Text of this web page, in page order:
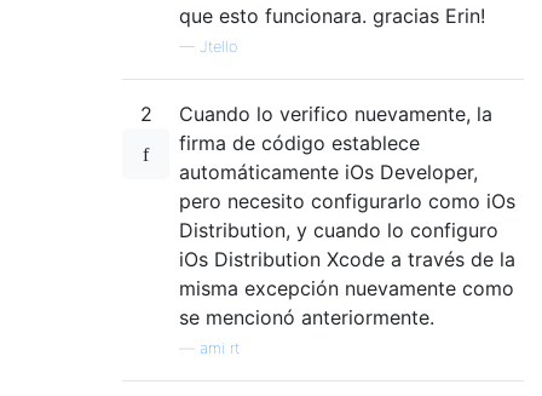
que esto funcionara. gracias Erin!
— Jtello
2
Cuando lo verifico nuevamente, la
firma de código establece
automáticamente iOs Developer,
pero necesito configurarlo como iOs
Distribution, y cuando lo configuro
iOs Distribution Xcode a través de la
misma excepción nuevamente como
se mencionó anteriormente.
ami rt